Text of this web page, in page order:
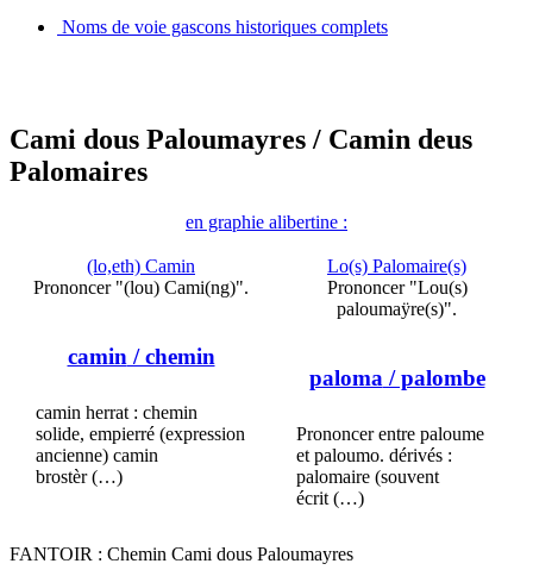
Noms de voie gascons historiques complets
Cami dous Paloumayres / Camin deus
Palomaires
en graphie alibertine :
(lo,eth) Camin
Prononcer "(lou) Cami(ng)".
camin / chemin
camin herrat : chemin
solide, empierré (expression
ancienne) camin
brostèr (…)
Lo(s) Palomaire(s)
Prononcer "Lou(s)
paloumaÿre(s)".
paloma / palombe
Prononcer entre paloume
et paloumo. dérivés :
palomaire (souvent
écrit (…)
FANTOIR : Chemin Cami dous Paloumayres